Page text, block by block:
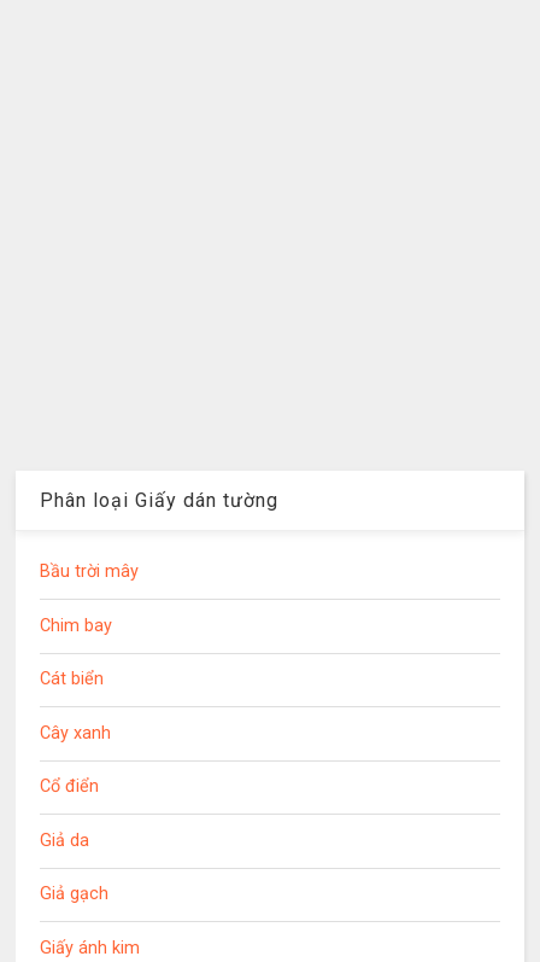
Phân loại Giấy dán tường
Bầu trời mây
Chim bay
Cát biển
Cây xanh
Cổ điển
Giả da
Giả gạch
Giấy ánh kim